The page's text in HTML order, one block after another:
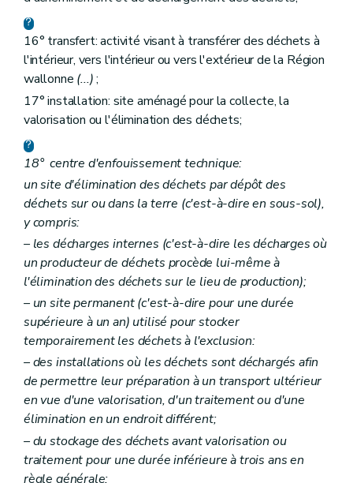
16° transfert: activité visant à transférer des déchets à
l'intérieur, vers l'intérieur ou vers l'extérieur de la Région
wallonne (...);
17° installation: site aménagé pour la collecte, la
valorisation ou l'élimination des déchets;
18° centre d'enfouissement technique:
un site d'élimination des déchets par dépôt des
déchets sur ou dans la terre (c'est-à-dire en sous-sol),
y compris:
– les décharges internes (c'est-à-dire les décharges où
un producteur de déchets procède lui-même à
l'élimination des déchets sur le lieu de production);
– un site permanent (c'est-à-dire pour une durée
supérieure à un an) utilisé pour stocker
temporairement les déchets à l'exclusion:
– des installations où les déchets sont déchargés afin
de permettre leur préparation à un transport ultérieur
en vue d'une valorisation, d'un traitement ou d'une
élimination en un endroit différent;
– du stockage des déchets avant valorisation ou
traitement pour une durée inférieure à trois ans en
règle générale;